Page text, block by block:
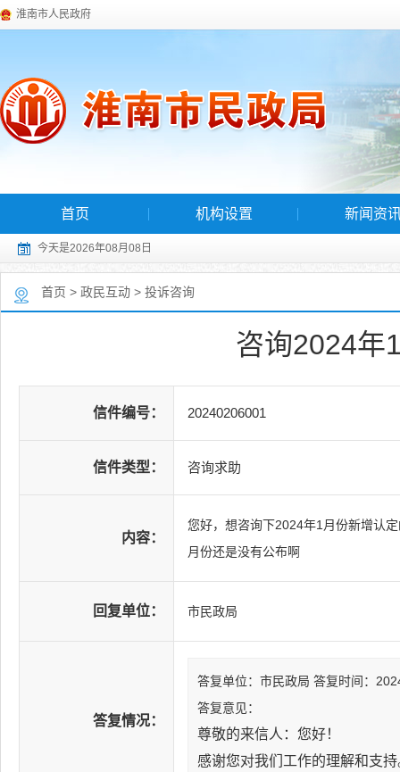
淮南市人民政府
首页 机构设置 新闻资
今天是2026年08月08日
首页 > 政民互动 > 投诉咨询
咨询2024年
信件编号： 20240206001
信件类型： 咨询求助
内容：
您好，想咨询下2024年1月份新增认
月份还是没有公布啊
回复单位： 市民政局
答复情况：
答复单位：市民政局 答复时间：
答复意见：
尊敬的来信人：您好！
感谢您对我们工作的理解和支